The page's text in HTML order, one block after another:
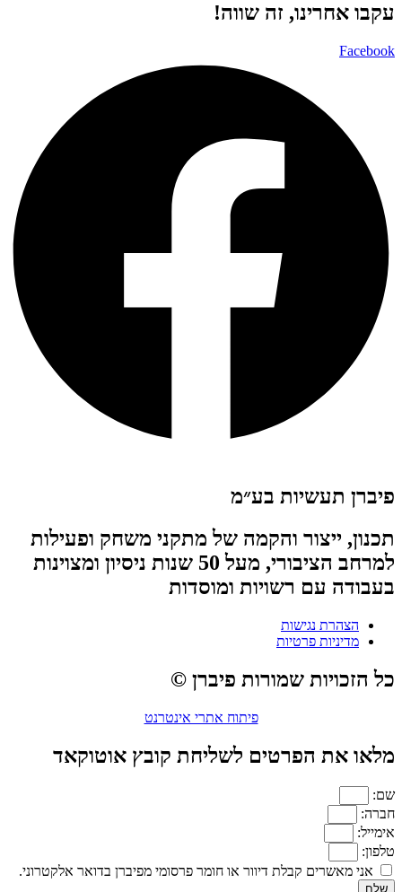
עקבו אחרינו, זה שווה!
Facebook
פיברן תעשיות בע״מ
תכנון, ייצור והקמה של מתקני משחק ופעילות
למרחב הציבורי, מעל 50 שנות ניסיון ומצוינות
בעבודה עם רשויות ומוסדות
הצהרת נגישות
מדיניות פרטיות
כל הזכויות שמורות פיברן ©
פיתוח אתרי אינטרנט
מלאו את הפרטים לשליחת קובץ אוטוקאד
שם:
חברה:
אימייל:
טלפון:
אני מאשרים קבלת דיוור או חומר פרסומי מפיברן בדואר אלקטרוני.
שלח